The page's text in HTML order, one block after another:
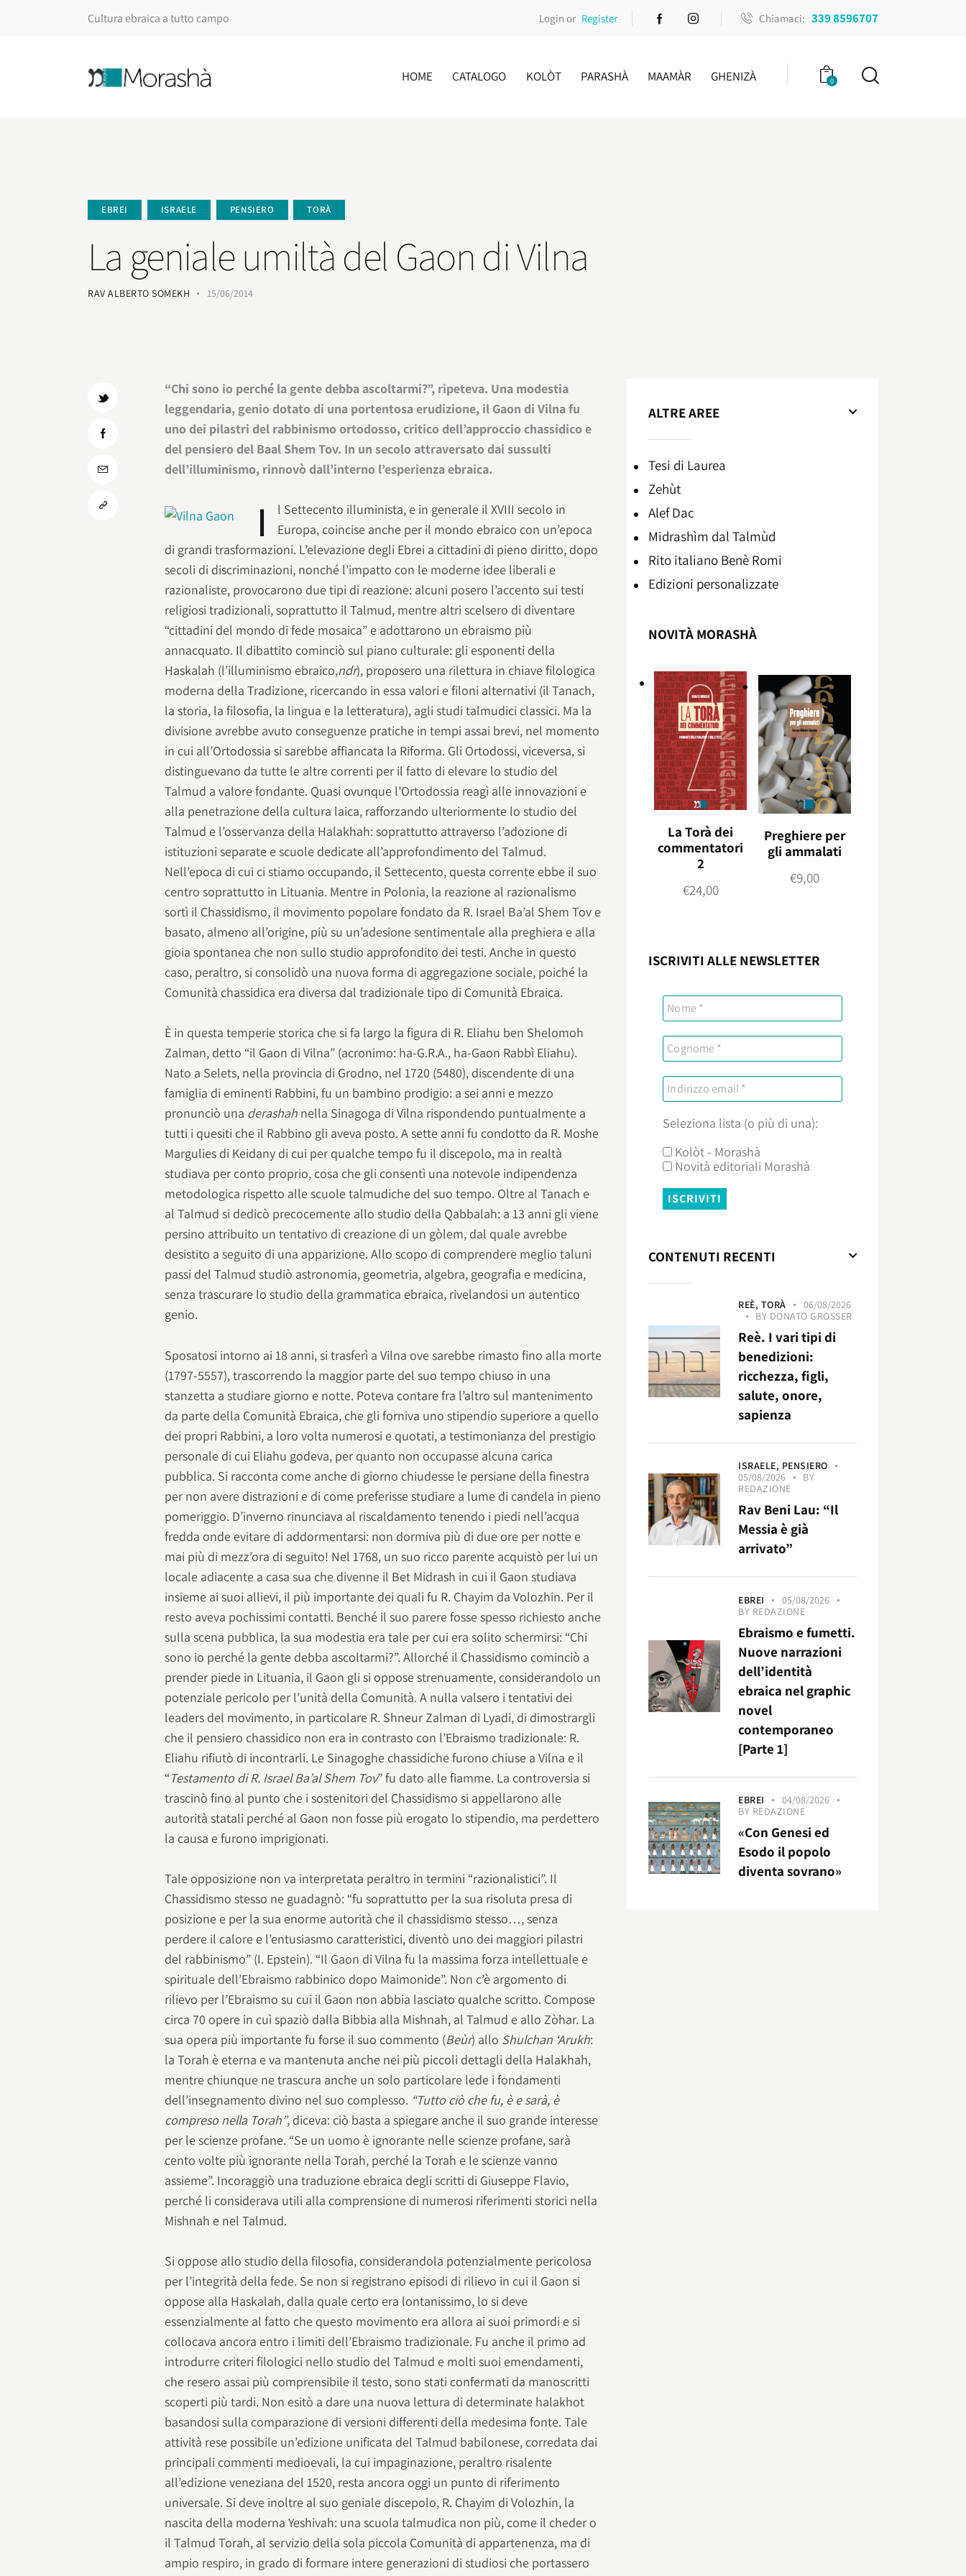
Cultura ebraica a tutto campo Login or Register Chiamaci: 339 8596707
HOME CATALOGO KOLÒT PARASHÀ MAAMÀR GHENIZÀ 0
EBREI ISRAELE PENSIERO TORÀ
La geniale umiltà del Gaon di Vilna
RAV ALBERTO SOMEKH 15/06/2014
“Chi sono io perché la gente debba ascoltarmi?”, ripeteva. Una modestia
leggendaria, genio dotato di una portentosa erudizione, il Gaon di Vilna fu
uno dei pilastri del rabbinismo ortodosso, critico dell’approccio chassidico e
del pensiero del Baal Shem Tov. In un secolo attraversato dai sussulti
dell’illuminismo, rinnovò dall’interno l’esperienza ebraica.
I
l Settecento illuminista, e in generale il XVIII secolo in
Europa, coincise anche per il mondo ebraico con un’epoca
di grandi trasformazioni. L’elevazione degli Ebrei a cittadini di pieno diritto, dopo
secoli di discriminazioni, nonché l’impatto con le moderne idee liberali e
razionaliste, provocarono due tipi di reazione: alcuni posero l’accento sui testi
religiosi tradizionali, soprattutto il Talmud, mentre altri scelsero di diventare
“cittadini del mondo di fede mosaica” e adottarono un ebraismo più
annacquato. Il dibattito cominciò sul piano culturale: gli esponenti della
Haskalah (l’illuminismo ebraico,ndr), proposero una rilettura in chiave filologica
moderna della Tradizione, ricercando in essa valori e filoni alternativi (il Tanach,
la storia, la filosofia, la lingua e la letteratura), agli studi talmudici classici. Ma la
divisione avrebbe avuto conseguenze pratiche in tempi assai brevi, nel momento
in cui all’Ortodossia si sarebbe affiancata la Riforma. Gli Ortodossi, viceversa, si
distinguevano da tutte le altre correnti per il fatto di elevare lo studio del
Talmud a valore fondante. Quasi ovunque l’Ortodossia reagì alle innovazioni e
alla penetrazione della cultura laica, rafforzando ulteriormente lo studio del
Talmud e l’osservanza della Halakhah: soprattutto attraverso l’adozione di
istituzioni separate e scuole dedicate all’approfondimento del Talmud.
Nell’epoca di cui ci stiamo occupando, il Settecento, questa corrente ebbe il suo
centro soprattutto in Lituania. Mentre in Polonia, la reazione al razionalismo
sortì il Chassidismo, il movimento popolare fondato da R. Israel Ba’al Shem Tov e
basato, almeno all’origine, più su un’adesione sentimentale alla preghiera e alla
gioia spontanea che non sullo studio approfondito dei testi. Anche in questo
caso, peraltro, si consolidò una nuova forma di aggregazione sociale, poiché la
Comunità chassidica era diversa dal tradizionale tipo di Comunità Ebraica.
È in questa temperie storica che si fa largo la figura di R. Eliahu ben Shelomoh
Zalman, detto “il Gaon di Vilna” (acronimo: ha-G.R.A., ha-Gaon Rabbì Eliahu).
Nato a Selets, nella provincia di Grodno, nel 1720 (5480), discendente di una
famiglia di eminenti Rabbini, fu un bambino prodigio: a sei anni e mezzo
pronunciò una derashah nella Sinagoga di Vilna rispondendo puntualmente a
tutti i quesiti che il Rabbino gli aveva posto. A sette anni fu condotto da R. Moshe
Margulies di Keidany di cui per qualche tempo fu il discepolo, ma in realtà
studiava per conto proprio, cosa che gli consentì una notevole indipendenza
metodologica rispetto alle scuole talmudiche del suo tempo. Oltre al Tanach e
al Talmud si dedicò precocemente allo studio della Qabbalah: a 13 anni gli viene
persino attribuito un tentativo di creazione di un gòlem, dal quale avrebbe
desistito a seguito di una apparizione. Allo scopo di comprendere meglio taluni
passi del Talmud studiò astronomia, geometria, algebra, geografia e medicina,
senza trascurare lo studio della grammatica ebraica, rivelandosi un autentico
genio.
Sposatosi intorno ai 18 anni, si trasferì a Vilna ove sarebbe rimasto fino alla morte
(1797-5557), trascorrendo la maggior parte del suo tempo chiuso in una
stanzetta a studiare giorno e notte. Poteva contare fra l’altro sul mantenimento
da parte della Comunità Ebraica, che gli forniva uno stipendio superiore a quello
dei propri Rabbini, a loro volta numerosi e quotati, a testimonianza del prestigio
personale di cui Eliahu godeva, per quanto non occupasse alcuna carica
pubblica. Si racconta come anche di giorno chiudesse le persiane della finestra
per non avere distrazioni e di come preferisse studiare a lume di candela in pieno
pomeriggio. D’inverno rinunciava al riscaldamento tenendo i piedi nell’acqua
fredda onde evitare di addormentarsi: non dormiva più di due ore per notte e
mai più di mezz’ora di seguito! Nel 1768, un suo ricco parente acquistò per lui un
locale adiacente a casa sua che divenne il Bet Midrash in cui il Gaon studiava
insieme ai suoi allievi, il più importante dei quali fu R. Chayim da Volozhin. Per il
resto aveva pochissimi contatti. Benché il suo parere fosse spesso richiesto anche
sulla scena pubblica, la sua modestia era tale per cui era solito schermirsi: “Chi
sono io perché la gente debba ascoltarmi?”. Allorché il Chassidismo cominciò a
prender piede in Lituania, il Gaon gli si oppose strenuamente, considerandolo un
potenziale pericolo per l’unità della Comunità. A nulla valsero i tentativi dei
leaders del movimento, in particolare R. Shneur Zalman di Lyadi, di dimostrargli
che il pensiero chassidico non era in contrasto con l’Ebraismo tradizionale: R.
Eliahu rifiutò di incontrarli. Le Sinagoghe chassidiche furono chiuse a Vilna e il
“Testamento di R. Israel Ba’al Shem Tov” fu dato alle fiamme. La controversia si
trascinò fino al punto che i sostenitori del Chassidismo si appellarono alle
autorità statali perché al Gaon non fosse più erogato lo stipendio, ma perdettero
la causa e furono imprigionati.
Tale opposizione non va interpretata peraltro in termini “razionalistici”. Il
Chassidismo stesso ne guadagnò: “fu soprattutto per la sua risoluta presa di
posizione e per la sua enorme autorità che il chassidismo stesso…, senza
perdere il calore e l’entusiasmo caratteristici, diventò uno dei maggiori pilastri
del rabbinismo” (I. Epstein). “Il Gaon di Vilna fu la massima forza intellettuale e
spirituale dell’Ebraismo rabbinico dopo Maimonide”. Non c’è argomento di
rilievo per l’Ebraismo su cui il Gaon non abbia lasciato qualche scritto. Compose
circa 70 opere in cuì spaziò dalla Bibbia alla Mishnah, al Talmud e allo Zòhar. La
sua opera più importante fu forse il suo commento (Beùr) allo Shulchan ‘Arukh:
la Torah è eterna e va mantenuta anche nei più piccoli dettagli della Halakhah,
mentre chiunque ne trascura anche un solo particolare lede i fondamenti
dell’insegnamento divino nel suo complesso. “Tutto ciò che fu, è e sarà, è
compreso nella Torah”, diceva: ciò basta a spiegare anche il suo grande interesse
per le scienze profane. “Se un uomo è ignorante nelle scienze profane, sarà
cento volte più ignorante nella Torah, perché la Torah e le scienze vanno
assieme”. Incoraggiò una traduzione ebraica degli scritti di Giuseppe Flavio,
perché li considerava utili alla comprensione di numerosi riferimenti storici nella
Mishnah e nel Talmud.
Si oppose allo studio della filosofia, considerandola potenzialmente pericolosa
per l’integrità della fede. Se non si registrano episodi di rilievo in cui il Gaon si
oppose alla Haskalah, dalla quale certo era lontanissimo, lo si deve
essenzialmente al fatto che questo movimento era allora ai suoi primordi e si
collocava ancora entro i limiti dell’Ebraismo tradizionale. Fu anche il primo ad
introdurre criteri filologici nello studio del Talmud e molti suoi emendamenti,
che resero assai più comprensibile il testo, sono stati confermati da manoscritti
scoperti più tardi. Non esitò a dare una nuova lettura di determinate halakhot
basandosi sulla comparazione di versioni differenti della medesima fonte. Tale
attività rese possibile un’edizione unificata del Talmud babilonese, corredata dai
principali commenti medioevali, la cui impaginazione, peraltro risalente
all’edizione veneziana del 1520, resta ancora oggi un punto di riferimento
universale. Si deve inoltre al suo geniale discepolo, R. Chayim di Volozhin, la
nascita della moderna Yeshivah: una scuola talmudica non più, come il cheder o
il Talmud Torah, al servizio della sola piccola Comunità di appartenenza, ma di
ampio respiro, in grado di formare intere generazioni di studiosi che portassero
ALTRE AREE
Tesi di Laurea
Zehùt
Alef Dac
Midrashìm dal Talmùd
Rito italiano Benè Romi​
Edizioni personalizzate
NOVITÀ MORASHÀ
La Torà dei
commentatori
2
€24,00
Preghiere per
gli ammalati
€9,00
ISCRIVITI ALLE NEWSLETTER
Seleziona lista (o più di una):
Kolòt - Morashà
Novità editoriali Morashà
CONTENUTI RECENTI
REÈ, TORÀ
06/08/2026
BY DONATO GROSSER
Reè. I vari tipi di
benedizioni:
ricchezza, figli,
salute, onore,
sapienza
ISRAELE, PENSIERO
05/08/2026
BY
REDAZIONE
Rav Beni Lau: “Il
Messia è già
arrivato”
EBREI
05/08/2026
BY REDAZIONE
Ebraismo e fumetti.
Nuove narrazioni
dell’identità
ebraica nel graphic
novel
contemporaneo
[Parte 1]
EBREI
04/08/2026
BY REDAZIONE
«Con Genesi ed
Esodo il popolo
diventa sovrano»